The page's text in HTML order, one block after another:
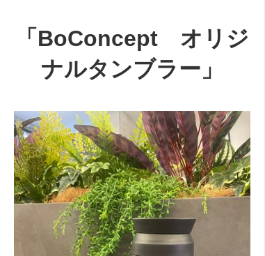
「BoConcept オリジ
ナルタンブラー」